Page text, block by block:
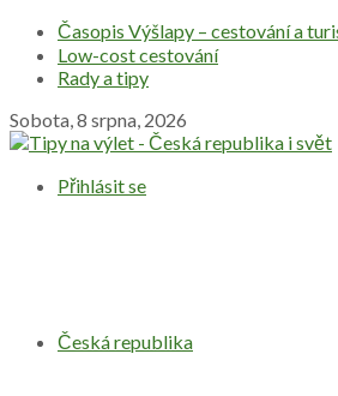
Časopis Výšlapy – cestování a
Low-cost cestování
Rady a tipy
Sobota, 8 srpna, 2026
Přihlásit se
Česká republika